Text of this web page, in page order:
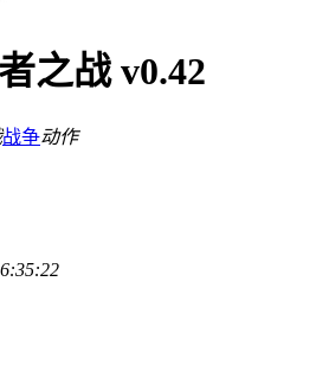
之战 v0.42
战争动作